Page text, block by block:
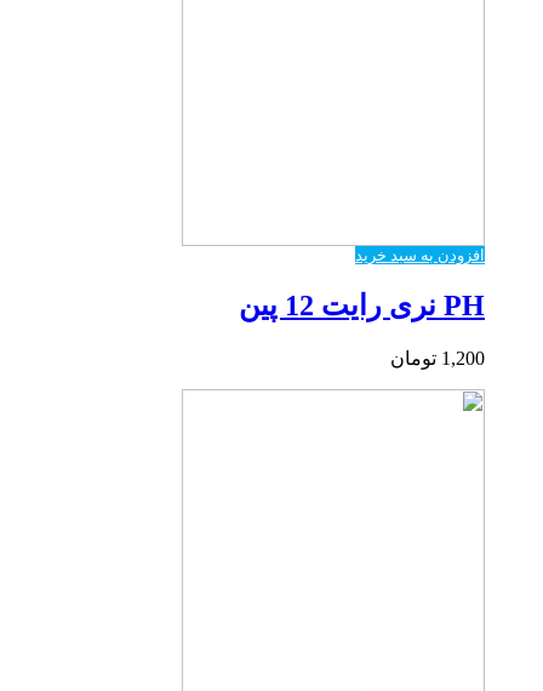
افزودن به سبد خرید
PH نری رایت 12 پین
1,200 تومان